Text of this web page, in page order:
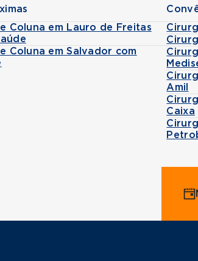
Coluna em Lauro de Freitas
Coluna em Salvador com
Amil
Caixa